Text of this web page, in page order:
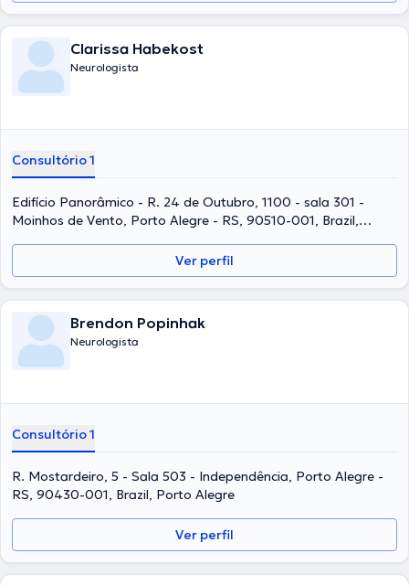
Clarissa Habekost
Neurologista
Consultório 1
Edifício Panorâmico - R. 24 de Outubro, 1100 - sala 301 -
Moinhos de Vento, Porto Alegre - RS, 90510-001, Brazil,
Ver perfil
Brendon Popinhak
Neurologista
Consultório 1
R. Mostardeiro, 5 - Sala 503 - Independência, Porto Alegre -
RS, 90430-001, Brazil, Porto Alegre
Ver perfil